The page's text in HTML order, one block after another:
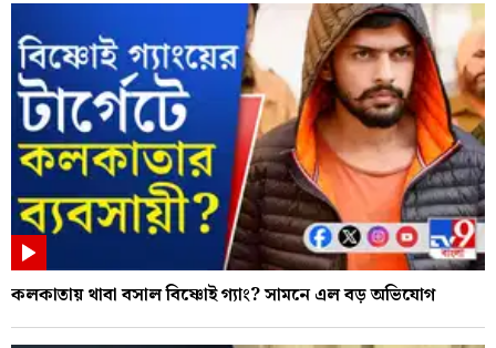
কলকাতায় থাবা বসাল বিষ্ণোই গ্যাং? সামনে এল বড় অভিযোগ